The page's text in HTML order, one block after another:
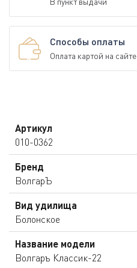
Способы оплаты
Оплата картой на сайте
Артикул
010-0362
Бренд
ВолгарЪ
Вид удилища
Болонское
Название модели
Волгаръ Классик-22